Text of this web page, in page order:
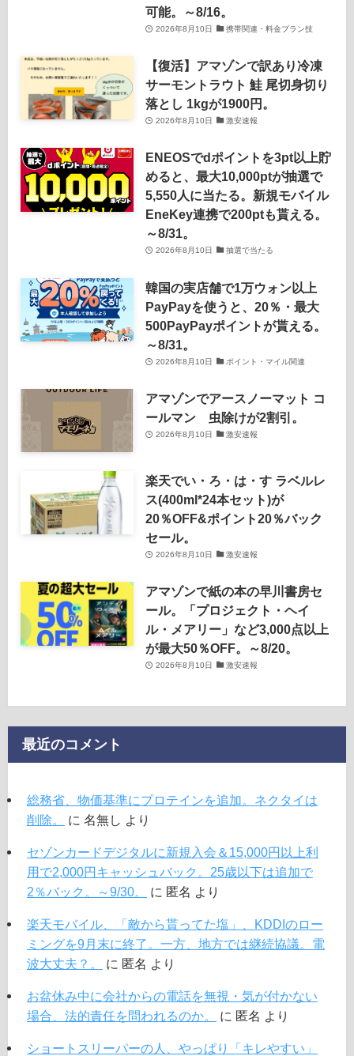
可能。～8/16。
2026年8月10日 携帯関連・料金プラン技
【復活】アマゾンで訳あり冷凍
サーモントラウト 鮭 尾切身切り
落とし 1kgが1900円。
2026年8月10日 激安速報
ENEOSでdポイントを3pt以上貯
めると、最大10,000ptが抽選で
5,550人に当たる。新規モバイル
EneKey連携で200ptも貰える。
～8/31。
2026年8月10日 抽選で当たる
韓国の実店舗で1万ウォン以上
PayPayを使うと、20％・最大
500PayPayポイントが貰える。
～8/31。
2026年8月10日 ポイント・マイル関連
アマゾンでアースノーマット コ
ールマン 虫除けが2割引。
2026年8月10日 激安速報
楽天でい・ろ・は・す ラベルレ
ス(400ml*24本セット)が
20％OFF&ポイント20％バック
セール。
2026年8月10日 激安速報
アマゾンで紙の本の早川書房セ
ール。「プロジェクト・ヘイ
ル・メアリー」など3,000点以上
が最大50％OFF。～8/20。
2026年8月10日 激安速報
最近のコメント
総務省、物価基準にプロテインを追加。ネクタイは
削除。
に 名無し より
セゾンカードデジタルに新規入会＆15,000円以上利
用で2,000円キャッシュバック。25歳以下は追加で
2％バック。～9/30。
に 匿名 より
楽天モバイル、「敵から貰ってた塩」、KDDIのロー
ミングを9月末に終了。一方、地方では継続協議。電
波大丈夫？。
に 匿名 より
お盆休み中に会社からの電話を無視・気が付かない
場合、法的責任を問われるのか。
に 匿名 より
ショートスリーパーの人、やっぱり「キレやすい」